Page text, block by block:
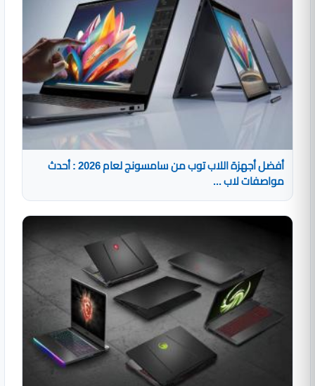
أفضل أجهزة اللاب توب من سامسونج لعام 2026 : أحدث
مواصفات لاب ...